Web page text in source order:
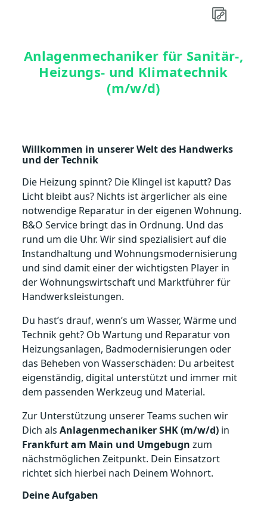
Anlagenmechaniker für Sanitär-,
Heizungs- und Klimatechnik
(m/w/d)
Willkommen in unserer Welt des Handwerks
und der Technik
Die Heizung spinnt? Die Klingel ist kaputt? Das
Licht bleibt aus? Nichts ist ärgerlicher als eine
notwendige Reparatur in der eigenen Wohnung.
B&O Service bringt das in Ordnung. Und das
rund um die Uhr. Wir sind spezialisiert auf die
Instandhaltung und Wohnungsmodernisierung
und sind damit einer der wichtigsten Player in
der Wohnungswirtschaft und Marktführer für
Handwerksleistungen.
Du hast’s drauf, wenn’s um Wasser, Wärme und
Technik geht? Ob Wartung und Reparatur von
Heizungsanlagen, Badmodernisierungen oder
das Beheben von Wasserschäden: Du arbeitest
eigenständig, digital unterstützt und immer mit
dem passenden Werkzeug und Material.
Zur Unterstützung unserer Teams suchen wir
Dich alsAnlagenmechaniker SHK (m/w/d) in
Frankfurt am Main und Umgebugnzum
nächstmöglichen Zeitpunkt. Dein Einsatzort
richtet sich hierbei nach Deinem Wohnort.
Deine Aufgaben